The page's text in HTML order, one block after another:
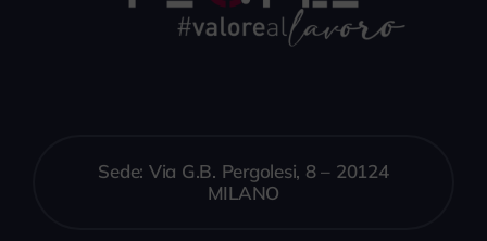
Sede: Via G.B. Pergolesi, 8 – 20124
MILANO